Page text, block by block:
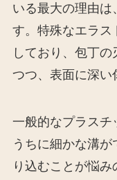
いる最大の理由は
す。特殊なエラス
しており、包丁
つつ、表面に深い
一般的なプラスチ
うちに細かな溝が
り込むことが悩